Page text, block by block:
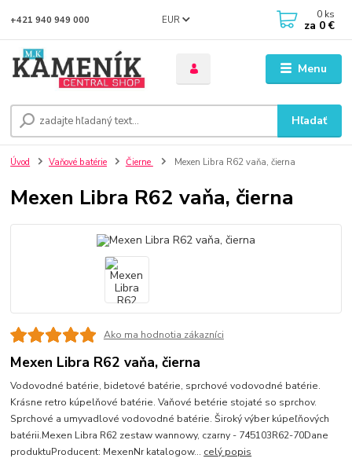
Menu
EUR
Hľadať
+421 940 949 000 0 ks
za 0 €
Úvod Vaňové batérie Čierne Mexen Libra R62 vaňa, čierna
Mexen Libra R62 vaňa, čierna
Ako ma hodnotia zákazníci
Mexen Libra R62 vaňa, čierna
Vodovodné batérie, bidetové batérie, sprchové vodovodné batérie.
Krásne retro kúpelňové batérie. Vaňové betérie stojaté so sprchov.
Sprchové a umyvadlové vodovodné batérie. Široký výber kúpeľňových
batérii.Mexen Libra R62 zestaw wannowy, czarny - 745103R62-70Dane
produktuProducent: MexenNr katalogow... celý popis